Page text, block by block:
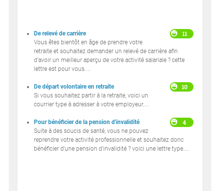
11
De relevé de carrière
Vous êtes bientôt en âge de prendre votre
retraite et souhaitez demander un relevé de carrière afin
d'avoir un meilleur aperçu de votre activité salariale ? cette
lettre est pour vous....
10
De départ volontaire en retraite
Si vous souhaitez partir à la retraite, voici un
courrier type à adresser à votre employeur....
4
Pour bénéficier de la pension d'invalidité
Suite à des soucis de santé, vous ne pouvez
reprendre votre activité professionnelle et souhaitez donc
bénéficier d'une pension d'invalidité ? voici une lettre type....